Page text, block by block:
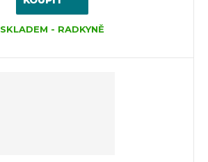
SKLADEM - RADKYNĚ